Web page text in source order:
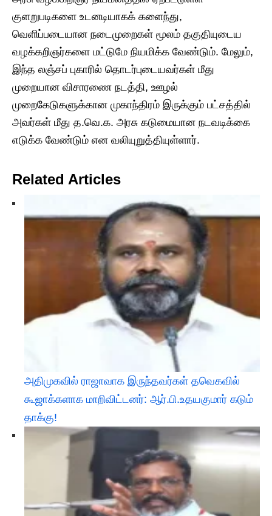
குளறுபடிகளை உடனடியாகக் களைந்து,
வெளிப்படையான நடைமுறைகள் மூலம் தகுதியுடைய
வழக்கறிஞர்களை மட்டுமே நியமிக்க வேண்டும். மேலும்,
இந்த லஞ்சப் புகாரில் தொடர்புடையவர்கள் மீது
முறையான விசாரணை நடத்தி, ஊழல்
முறைகேடுகளுக்கான முகாந்திரம் இருக்கும் பட்சத்தில்
அவர்கள் மீது த.வெ.க. அரசு கடுமையான நடவடிக்கை
எடுக்க வேண்டும் என வலியுறுத்தியுள்ளார்.
Related Articles
அதிமுகவில் ராஜாவாக இருந்தவர்கள் தவெகவில்
கூஜாக்களாக மாறிவிட்டனர்: ஆர்.பி.உதயகுமார் கடும்
தாக்கு!